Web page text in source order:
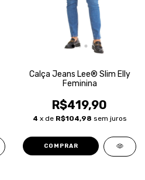
Calça Jeans Lee® Slim Elly
Feminina
R$419,90
4 x de R$104,98 sem juros
COMPRAR